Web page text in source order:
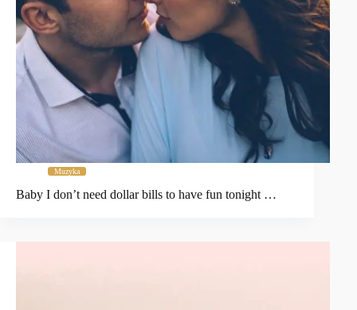
Muzyka
Baby I don’t need dollar bills to have fun tonight …